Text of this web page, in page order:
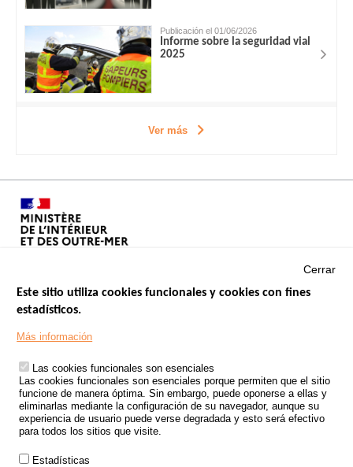
Publicación el 01/06/2026
Informe sobre la seguridad vial
2025
Ver más
Footer
TRATAMIENTO DE DATOS PERSONALES PROCEDENTES DE
ACCIDENTES DE TRÁFICO
ESTUDIOS
CONVOCATORIA DE PROYECTOS DE ESTUDIOS
POLÍTICA DE SEGURIDAD VIAL
Cerrar
Este sitio utiliza cookies funcionales y cookies con fines
estadísticos.
Más información
Las cookies funcionales son esenciales
Las cookies funcionales son esenciales porque permiten que el sitio
funcione de manera óptima. Sin embargo, puede oponerse a ellas y
eliminarlas mediante la configuración de su navegador, aunque su
experiencia de usuario puede verse degradada y esto será efectivo
para todos los sitios que visite.
Estadísticas